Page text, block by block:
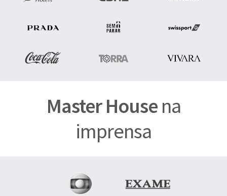
Master Housena
imprensa